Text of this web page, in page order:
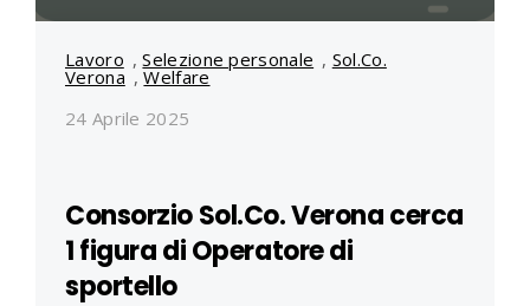
Lavoro ,Selezione personale , Sol.Co.
Verona ,Welfare
24 Aprile 2025
Consorzio Sol.Co. Verona cerca
1 figura di Operatore di
sportello